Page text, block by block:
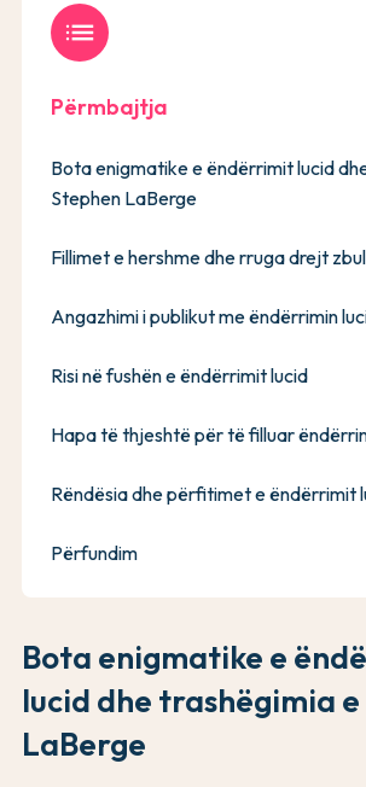
Bota enigmatike e
lucid dhe trashëgimia
LaBerge
list
Përmbajtja
Bota enigmatike e ëndërrimit lucid
Stephen LaBerge
Fillimet e hershme dhe rruga drejt
Angazhimi i publikut me ëndërrimin
Risi në fushën e ëndërrimit lucid
Hapa të thjeshtë për të filluar
Rëndësia dhe përfitimet e ëndërrimit
Përfundim